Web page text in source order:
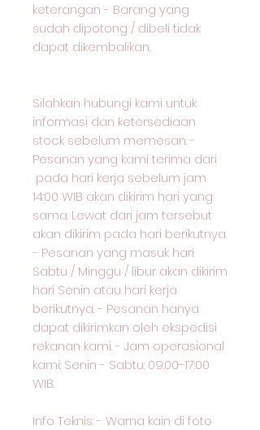
keterangan - Barang yang
sudah dipotong / dibeli tidak
dapat dikembalikan.
Silahkan hubungi kami untuk
informasi dan ketersediaan
stock sebelum memesan. -
Pesanan yang kami terima dari
pada hari kerja sebelum jam
14:00 WIB akan dikirim hari yang
sama. Lewat dari jam tersebut
akan dikirim pada hari berikutnya.
- Pesanan yang masuk hari
Sabtu / Minggu / libur akan dikirim
hari Senin atau hari kerja
berikutnya. - Pesanan hanya
dapat dikirimkan oleh ekspedisi
rekanan kami. - Jam operasional
kami: Senin - Sabtu: 09:00-17:00
WIB.
Info Teknis: - Warna kain di foto